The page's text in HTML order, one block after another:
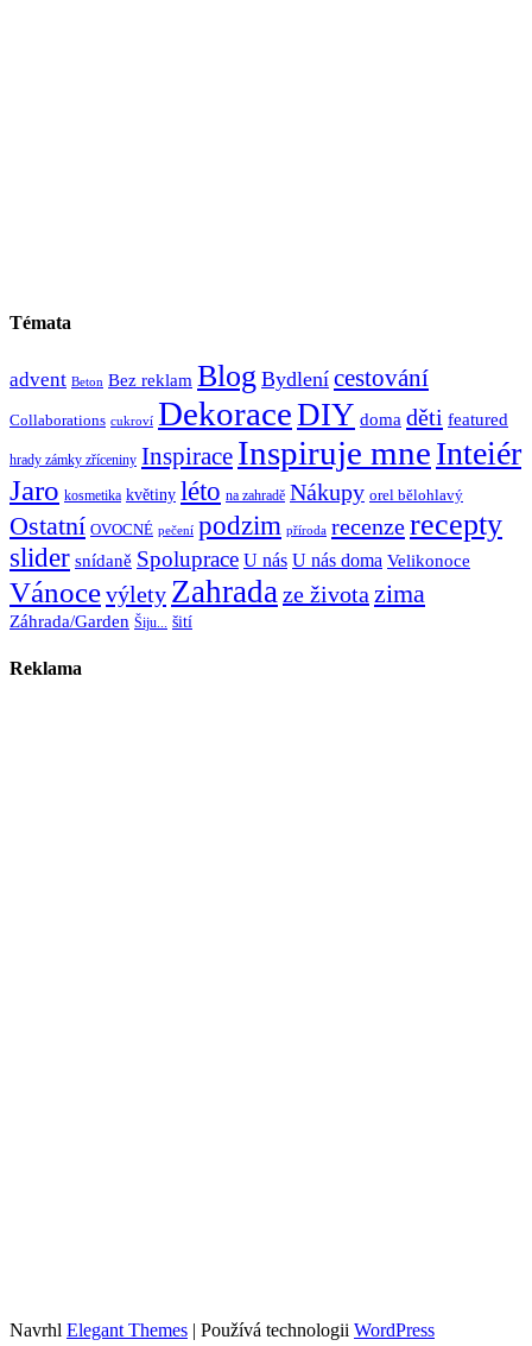
Témata
advent Beton Bez reklam Blog Bydlení cestování
Collaborations cukroví DekoraceDIY doma děti featured
hrady zámky zříceniny Inspirace Inspiruje mneInteiér
Jaro kosmetika květiny léto na zahradě Nákupy orel bělohlavý
Ostatní OVOCNÉ pečení podzim příroda recenzerecepty
slider snídaně Spoluprace U nás U nás doma Velikonoce
Vánocevýlety Zahradaze životazima
Záhrada/Garden Šiju... šití
Reklama
Navrhl Elegant Themes | Používá technologii WordPress